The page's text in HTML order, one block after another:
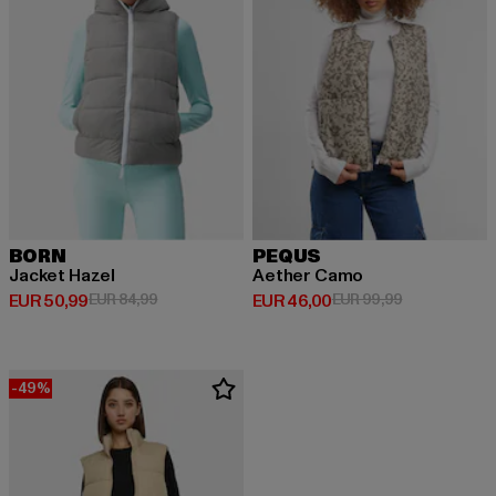
BORN
Jacket Hazel
EUR 50,99
Derzeitiger Preis: EUR 50,99
EUR 84,99Aktionspreis: EUR 84,99
PEQUS
Aether Camo
EUR 46,00
Derzeitiger Preis: EUR 46,00
EUR 99,99Aktionspreis:
-49%